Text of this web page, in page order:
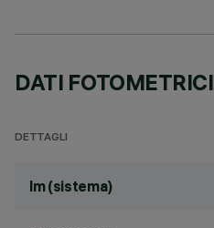
DATI FOTOMETRICI
DETTAGLI
lm (sistema)